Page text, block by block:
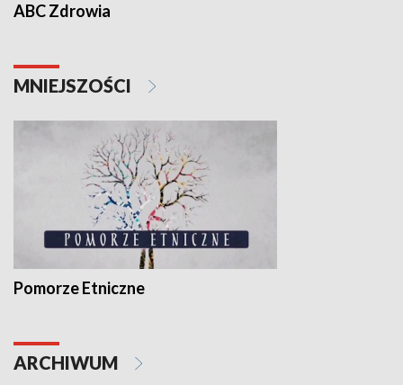
ABC Zdrowia
MNIEJSZOŚCI
Pomorze Etniczne
ARCHIWUM